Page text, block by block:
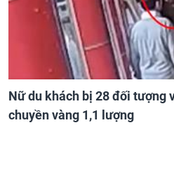
Nữ du khách bị 28 đối tượng
chuyền vàng 1,1 lượng